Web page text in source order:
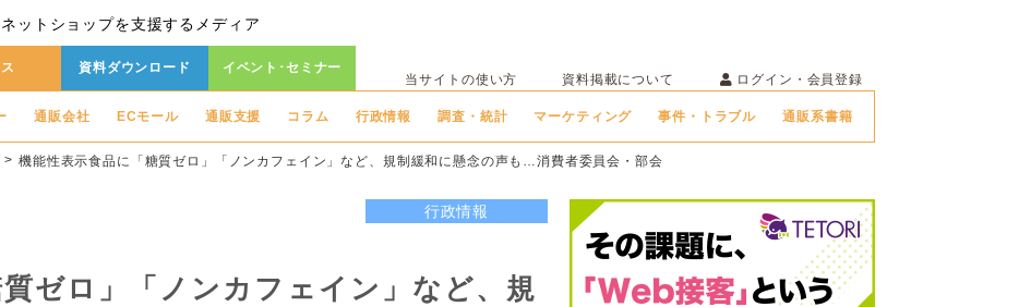
ットショップを支援するメディア
資料ダウンロード イベント･セミナー
当サイトの使い方 資料掲載について ログイン・会員登録
通販会社 ECモール 通販支援 コラム 行政情報 調査・統計 マーケティング 事件・トラブル 通販系書籍
機能性表示食品に「糖質ゼロ」「ノンカフェイン」など、規制緩和に懸念の声も…消費者委員会・部会
行政情報
ゼロ」「ノンカフェイン」など、規